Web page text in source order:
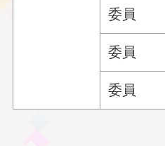
委員
委員
委員